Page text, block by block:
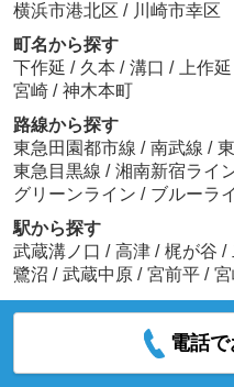
横浜市港北区 / 川崎市幸区
町名から探す
下作延 / 久本 / 溝口 / 上作延
宮崎 / 神木本町
路線から探す
東急田園都市線 / 南武線 /
東急目黒線 / 湘南新宿ライ
グリーンライン / ブルーラ
駅から探す
武蔵溝ノ口 / 高津 / 梶が谷 /
鷺沼 / 武蔵中原 / 宮前平 /
電話